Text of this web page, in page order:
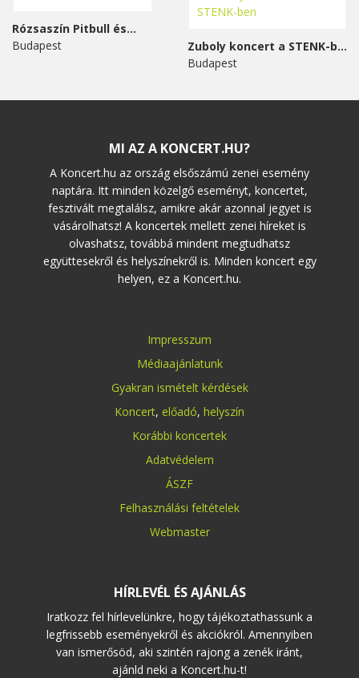
Rózsaszín Pitbull és...
Budapest
Zuboly koncert a STENK-ben
Budapest
MI AZ A KONCERT.HU?
A Koncert.hu az ország elsőszámú zenei esemény
naptára. Itt minden közelgő eseményt, koncertet,
fesztivált megtalálsz, amikre akár azonnal jegyet is
vásárolhatsz! A koncertek mellett zenei híreket is
olvashatsz, továbbá mindent megtudhatsz
együttesekről és helyszínekről is. Minden koncert egy
helyen, ez a Koncert.hu.
Impresszum
Médiaajánlatunk
Gyakran ismételt kérdések
Koncert, előadó, helyszín
Korábbi koncertek
Adatvédelem
ÁSZF
Felhasználási feltételek
Webmaster
HÍRLEVÉL ÉS AJÁNLÁS
Iratkozz fel hírlevelünkre, hogy tájékoztathassunk a
legfrissebb eseményekről és akciókról. Amennyiben
van ismerősöd, aki szintén rajong a zenék iránt,
ajánld neki a Koncert.hu-t!